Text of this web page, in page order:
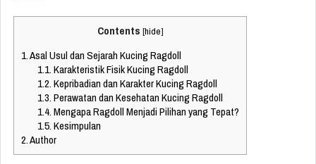
Contents [hide]
1.Asal Usul dan Sejarah Kucing Ragdoll
1.1.Karakteristik Fisik Kucing Ragdoll
1.2.Kepribadian dan Karakter Kucing Ragdoll
1.3.Perawatan dan Kesehatan Kucing Ragdoll
1.4.Mengapa Ragdoll Menjadi Pilihan yang Tepat?
1.5.Kesimpulan
2.Author